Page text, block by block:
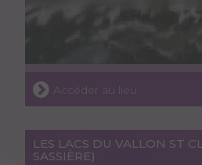
Accéder au lieu
LES LACS DU VALLON ST
SASSIÈRE)